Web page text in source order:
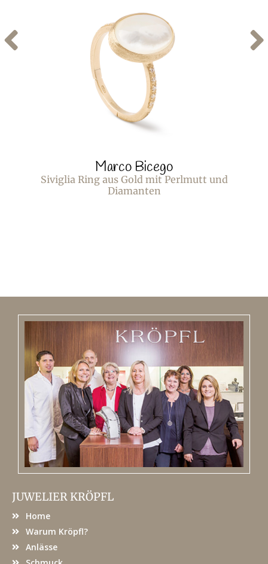
Marco Bicego
Siviglia Ring aus Gold mit Perlmutt und
Diamanten
JUWELIER KRÖPFL
Home
Warum Kröpfl?
Anlässe